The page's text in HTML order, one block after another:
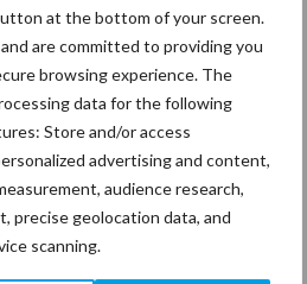
at the bottom of your screen.
are committed to providing you
browsing experience. The
data for the following
Store and/or access
advertising and content,
audience research,
precise geolocation data, and
scanning.
Maat en
met RTL Cleaning een
video geeft een inkijkje in het werk
vroege ochtend. Ontzettend